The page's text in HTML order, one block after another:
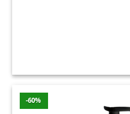
-60%